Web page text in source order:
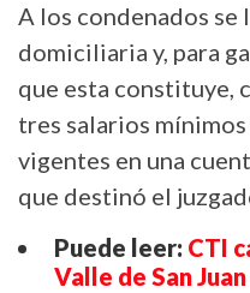
A los condenados
domiciliaria y, para
que esta constituye,
tres salarios
vigentes en una
que destinó el
Puede leer: CTI
Valle de San